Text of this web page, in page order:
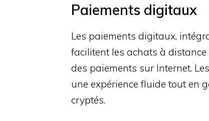
Paiements digitaux
Les paiements digitaux,
facilitent les achats à distance
des paiements sur Internet.
une expérience fluide tout en
cryptés.